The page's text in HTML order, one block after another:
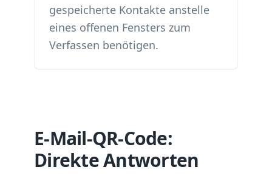
gespeicherte Kontakte anstelle
eines offenen Fensters zum
Verfassen benötigen.
E-Mail-QR-Code:
Direkte Antworten